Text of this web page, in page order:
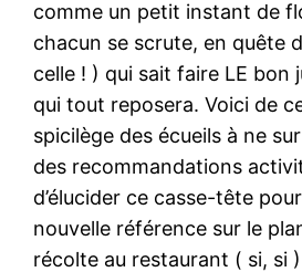
comme un petit instant de
chacun se scrute, en quête
celle ! ) qui sait faire LE bon
qui tout reposera. Voici de
spicilège des écueils à ne
des recommandations
d’élucider ce casse-tête
nouvelle référence sur le
récolte au restaurant ( si, si )